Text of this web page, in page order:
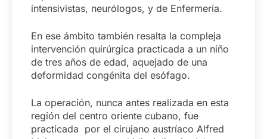
intensivistas, neurólogos, y de Enfermería.
En ese ámbito también resalta la compleja
intervención quirúrgica practicada a un niño
de tres años de edad, aquejado de una
deformidad congénita del esófago.
La operación, nunca antes realizada en esta
región del centro oriente cubano, fue
practicada por el cirujano austríaco Alfred